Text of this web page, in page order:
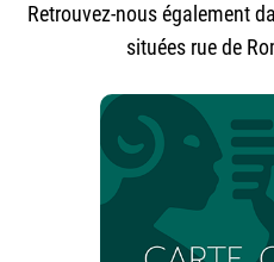
Retrouvez-nous également
situées rue de